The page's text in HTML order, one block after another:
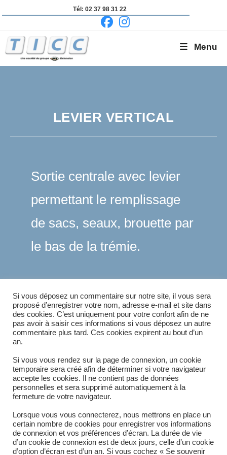
to
Tél: 02 37 98 31 22
Menu
LEVIER VERTICAL
Sortie centrale avec levier
permettant le remplissage
de sacs, seaux, brouette par
le bas de la trémie.
ÉTIQUETTES : ELEVEURS
READ
MORE
Article précédent
Article suivant
Insert de fourche à Big-Bag
Si vous déposez un commentaire sur notre site, il vous sera
proposé d’enregistrer votre nom, adresse e-mail et site dans
des cookies. C’est uniquement pour votre confort afin de ne
pas avoir à saisir ces informations si vous déposez un autre
commentaire plus tard. Ces cookies expirent au bout d’un
an.
Si vous vous rendez sur la page de connexion, un cookie
temporaire sera créé afin de déterminer si votre navigateur
accepte les cookies. Il ne contient pas de données
personnelles et sera supprimé automatiquement à la
fermeture de votre navigateur.
Lorsque vous vous connecterez, nous mettrons en place un
certain nombre de cookies pour enregistrer vos informations
de connexion et vos préférences d’écran. La durée de vie
d’un cookie de connexion est de deux jours, celle d’un cookie
d’option d’écran est d’un an. Si vous cochez « Se souvenir